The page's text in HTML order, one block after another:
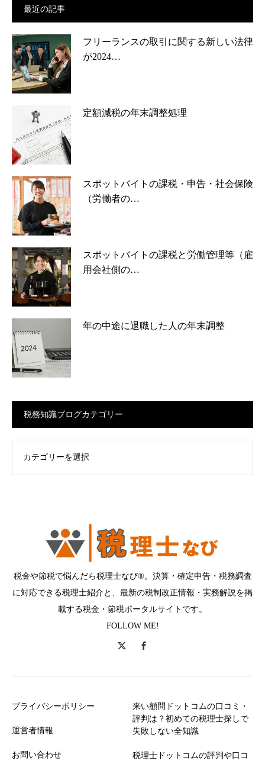
最近の記事
フリーランスの取引に関する新しい法律
が2024…
定額減税の年末調整処理
スポットバイトの課税・申告・社会保険
（労働者の…
スポットバイトの課税と労働管理等（雇
用会社側の…
年の中途に退職した人の年末調整
税務知識ブログカテゴリー
税金や節税で悩んだら税理士なび®。決算・確定申告・税務調査
に対応できる税理士紹介と、最新の税制改正情報・実務解説を掲
載する税金・節税ポータルサイトです。
FOLLOW ME!
プライバシーポリシー
運営者情報
お問い合わせ
来い顧問ドットコムの口コミ・
評判は？初めての税理士探しで
失敗しない全知識
税理士ドットコムの評判や口コ